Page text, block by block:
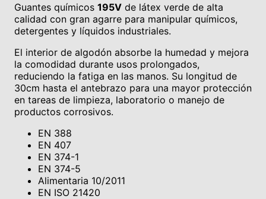
Guantes químicos 195V de látex verde de alta
calidad con gran agarre para manipular químicos,
detergentes y líquidos industriales.
El interior de algodón absorbe la humedad y mejora
la comodidad durante usos prolongados,
reduciendo la fatiga en las manos. Su longitud de
30cm hasta el antebrazo para una mayor protección
en tareas de limpieza, laboratorio o manejo de
productos corrosivos.
EN 388
EN 407
EN 374-1
EN 374-5
Alimentaria 10/2011
EN ISO 21420